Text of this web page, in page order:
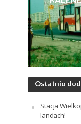
Ostatnio
Stacja
landach!